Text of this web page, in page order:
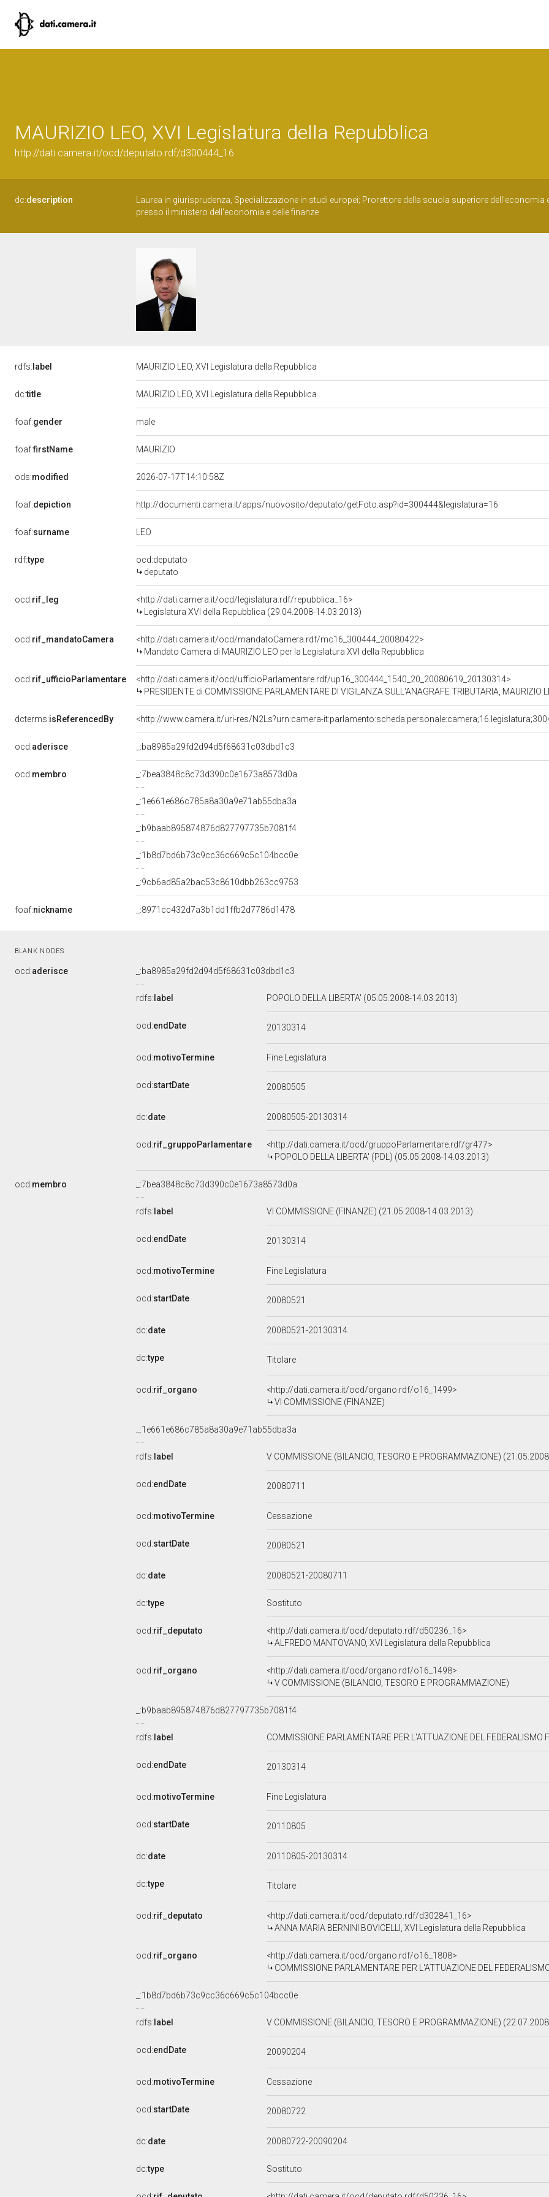
MAURIZIO LEO, XVI Legislatura della Repubblica
http://dati.camera.it/ocd/deputato.rdf/d300444_16
dc:description
Laurea in giurisprudenza, Specializzazione in studi europei; Prorettore della scuola superiore dell'economia
presso il ministero dell'economia e delle finanze
rdfs: label MAURIZIO LEO, XVI Legislatura della Repubblica
dc:title MAURIZIO LEO, XVI Legislatura della Repubblica
foaf:gender male
foaf:firstName MAURIZIO
ods:modified 2026-07-17T14:10:58Z
foaf:depiction http://documenti.camera.it/apps/nuovosito/deputato/getFoto.asp?id=300444&legislatura=16
foaf:surname LEO
rdf:type
ocd:deputato
deputato
ocd:rif_leg
<http://dati.camera.it/ocd/legislatura.rdf/repubblica_16>
Legislatura XVI della Repubblica (29.04.2008-14.03.2013)
ocd:rif_mandatoCamera
<http://dati.camera.it/ocd/mandatoCamera.rdf/mc16_300444_20080422>
Mandato Camera di MAURIZIO LEO per la Legislatura XVI della Repubblica
ocd:rif_ufficioParlamentare
<http://dati.camera.it/ocd/ufficioParlamentare.rdf/up16_300444_1540_20_20080619_20130314>
PRESIDENTE di COMMISSIONE PARLAMENTARE DI VIGILANZA SULL'ANAGRAFE TRIBUTARIA,
dcterms:isReferencedBy <http://www.camera.it/uri-res/N2Ls?urn:camera-
ocd:aderisce _:ba8985a29fd2d94d5f68631c03dbd1c3
ocd:membro _:7bea3848c8c73d390c0e1673a8573d0a
_:1e661e686c785a8a30a9e71ab55dba3a
_:b9baab895874876d827797735b7081f4
_:1b8d7bd6b73c9cc36c669c5c104bcc0e
_:9cb6ad85a2bac53c8610dbb263cc9753
foaf:nickname _:8971cc432d7a3b1dd1ffb2d7786d1478
BLANK NODES
ocd:aderisce _:ba8985a29fd2d94d5f68631c03dbd1c3
rdfs: label POPOLO DELLA LIBERTA' (05.05.2008-14.03.2013)
ocd:endDate 20130314
ocd:motivoTermine Fine Legislatura
ocd:startDate 20080505
dc:date 20080505-20130314
ocd:rif_gruppoParlamentare
<http://dati.camera.it/ocd/gruppoParlamentare.rdf/gr477>
POPOLO DELLA LIBERTA' (PDL) (05.05.2008-14.03.2013)
ocd:membro _:7bea3848c8c73d390c0e1673a8573d0a
rdfs: label VI COMMISSIONE (FINANZE) (21.05.2008-14.03.2013)
ocd:endDate 20130314
ocd:motivoTermine Fine Legislatura
ocd:startDate 20080521
dc:date 20080521-20130314
dc:type Titolare
ocd:rif_organo
<http://dati.camera.it/ocd/organo.rdf/o16_1499>
VI COMMISSIONE (FINANZE)
_:1e661e686c785a8a30a9e71ab55dba3a
rdfs: label V COMMISSIONE (BILANCIO, TESORO E PROGRAMMAZIONE)
ocd:endDate 20080711
ocd:motivoTermine Cessazione
ocd:startDate 20080521
dc:date 20080521-20080711
dc:type Sostituto
ocd:rif_deputato
<http://dati.camera.it/ocd/deputato.rdf/d50236_16>
ALFREDO MANTOVANO, XVI Legislatura della Repubblica
ocd:rif_organo
<http://dati.camera.it/ocd/organo.rdf/o16_1498>
V COMMISSIONE (BILANCIO, TESORO E PROGRAMMAZIONE)
_:b9baab895874876d827797735b7081f4
rdfs: label COMMISSIONE PARLAMENTARE PER L'ATTUAZIONE DEL
ocd:endDate 20130314
ocd:motivoTermine Fine Legislatura
ocd:startDate 20110805
dc:date 20110805-20130314
dc:type Titolare
ocd:rif_deputato
<http://dati.camera.it/ocd/deputato.rdf/d302841_16>
ANNA MARIA BERNINI BOVICELLI, XVI Legislatura della Repubblica
ocd:rif_organo
<http://dati.camera.it/ocd/organo.rdf/o16_1808>
COMMISSIONE PARLAMENTARE PER L'ATTUAZIONE DEL
_:1b8d7bd6b73c9cc36c669c5c104bcc0e
rdfs: label V COMMISSIONE (BILANCIO, TESORO E PROGRAMMAZIONE)
ocd:endDate 20090204
ocd:motivoTermine Cessazione
ocd:startDate 20080722
dc:date 20080722-20090204
dc:type Sostituto